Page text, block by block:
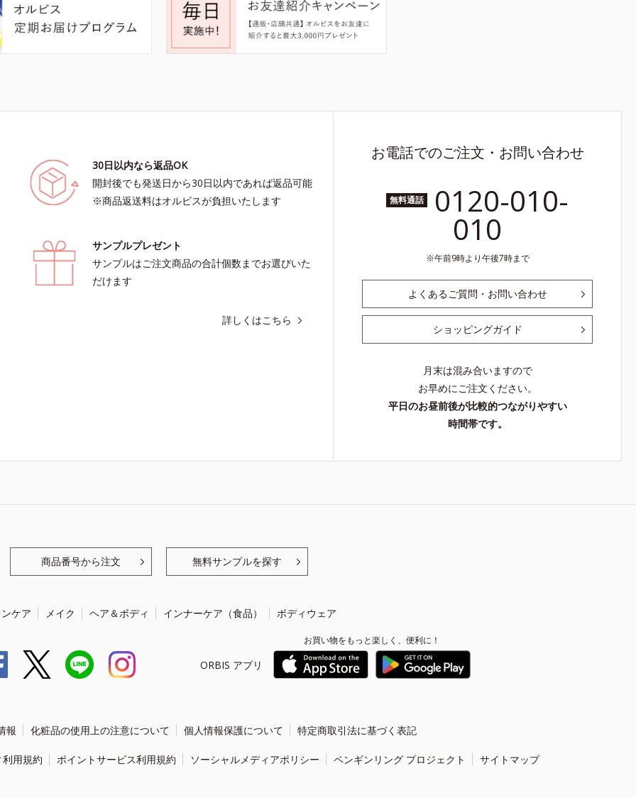
30日以内なら返品OK
開封後でも発送日から30日以内であれば返品可能
※商品返送料はオルビスが負担いたします
サンプルプレゼント
サンプルはご注文商品の合計個数までお選びいた
だけます
詳しくはこちら
お電話でのご注文・お問い合わせ
無料通話 0120-010-
010
午前9時より午後7時まで
よくあるご質問・お問い合わせ
ショッピングガイド
月末は混み合いますので
お早めにご注文ください。
平日のお昼前後が比較的つながりやすい
時間帯です。
商品番号から注文 無料サンプルを探す
ケア メイク ヘア＆ボディ インナーケア（食品） ボディウェア
ORBIS アプリ
お買い物をもっと楽しく、便利に！
報 化粧品の使用上の注意について 個人情報保護について 特定商取引法に基づく表記
用規約 ポイントサービス利用規約 ソーシャルメディアポリシー ペンギンリング プロジェクト サイトマップ